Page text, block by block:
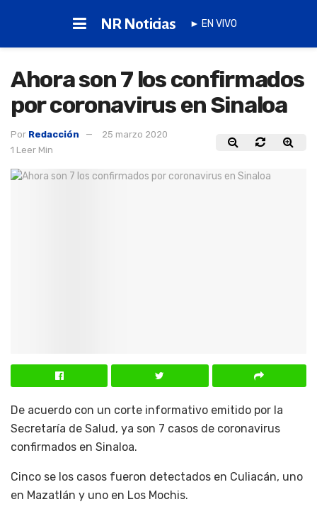
NR Noticias ► EN VIVO
Ahora son 7 los confirmados
por coronavirus en Sinaloa
Por Redacción
25 marzo 2020
1 Leer Min
De acuerdo con un corte informativo emitido por la
Secretaría de Salud, ya son 7 casos de coronavirus
confirmados en Sinaloa.
Cinco se los casos fueron detectados en Culiacán, uno
en Mazatlán y uno en Los Mochis.